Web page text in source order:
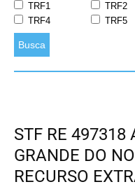
TRF1
TRF2
TRF4
TRF5
Busca
STF RE 497318
GRANDE DO
RECURSO